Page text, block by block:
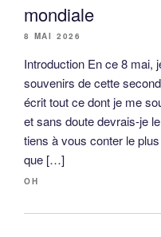
mondiale
8 MAI 2026
Introduction En ce 8 mai,
souvenirs de cette
écrit tout ce dont je me
et sans doute devrais-je
tiens à vous conter le
que […]
OH